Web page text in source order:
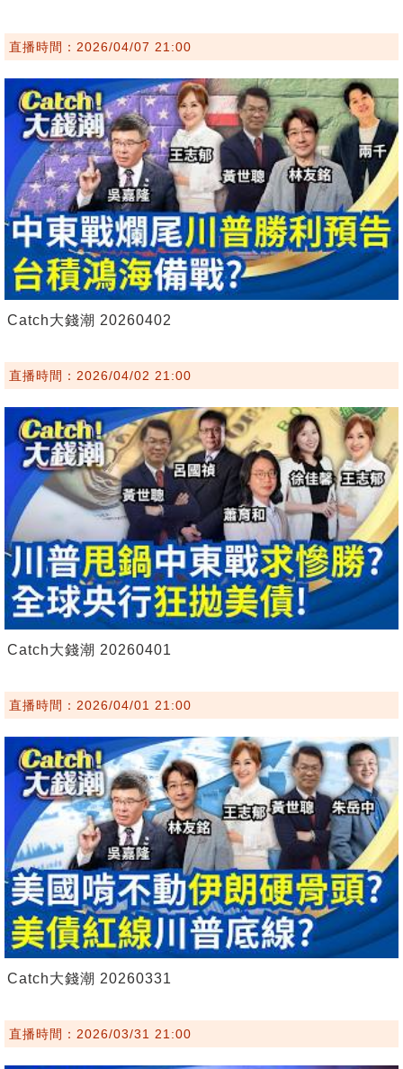
直播時間：2026/04/07 21:00
Catch大錢潮 20260402
直播時間：2026/04/02 21:00
Catch大錢潮 20260401
直播時間：2026/04/01 21:00
Catch大錢潮 20260331
直播時間：2026/03/31 21:00